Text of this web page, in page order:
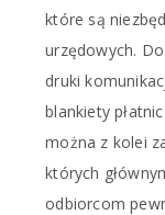
które są
urzędowych.
druki
blankiety
można z kolei
których
odbiorcom